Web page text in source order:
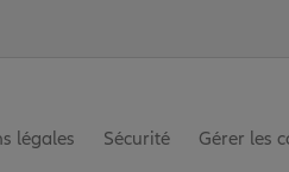
légales Sécurité Gérer les